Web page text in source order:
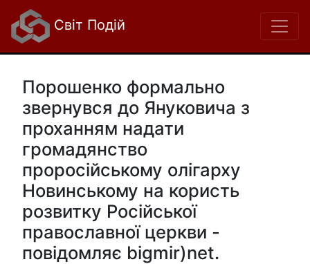
Світ Подій
Порошенко формально
звернувся до Януковича з
проханням надати
громадянство
проросійському олігарху
Новинському на користь
розвитку Російської
православної церкви -
повідомляє bigmir)net.